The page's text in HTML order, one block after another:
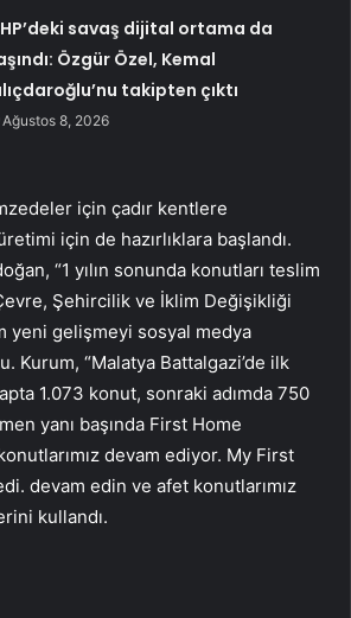
savaş dijital ortama da
Özgür Özel, Kemal
takipten çıktı
Ağustos 8, 2026
için çadır kentlere
için de hazırlıklara başlandı.
“1 yılın sonunda konutları teslim
Şehircilik ve İklim Değişikliği
yeni gelişmeyi sosyal medya
Kurum, “Malatya Battalgazi’de ilk
1.073 konut, sonraki adımda 750
yanı başında First Home
devam ediyor. My First
devam edin ve afet konutlarımız
kullandı.